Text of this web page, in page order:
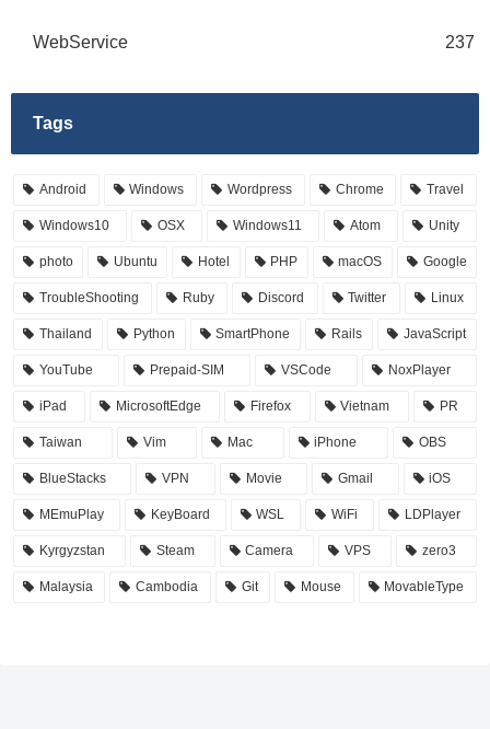
WebService 237
Tags
Android Windows Wordpress Chrome Travel
Windows10 OSX Windows11 Atom Unity
photo Ubuntu Hotel PHP macOS Google
TroubleShooting Ruby Discord Twitter Linux
Thailand Python SmartPhone Rails JavaScript
YouTube Prepaid-SIM VSCode NoxPlayer
iPad MicrosoftEdge Firefox Vietnam PR
Taiwan Vim Mac iPhone OBS
BlueStacks VPN Movie Gmail iOS
MEmuPlay KeyBoard WSL WiFi LDPlayer
Kyrgyzstan Steam Camera VPS zero3
Malaysia Cambodia Git Mouse MovableType